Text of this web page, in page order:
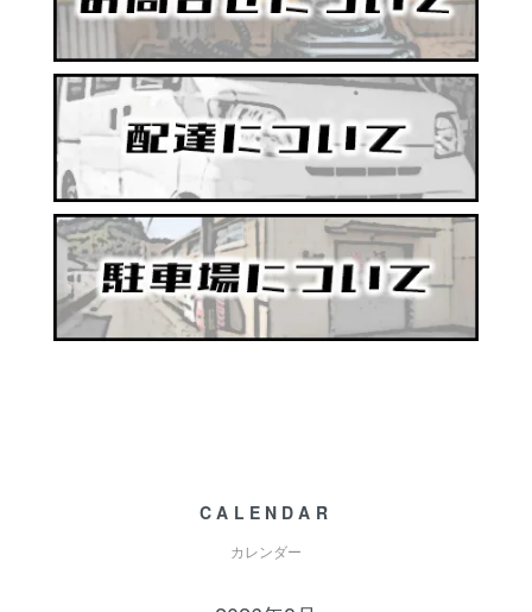
CALENDAR
カレンダー